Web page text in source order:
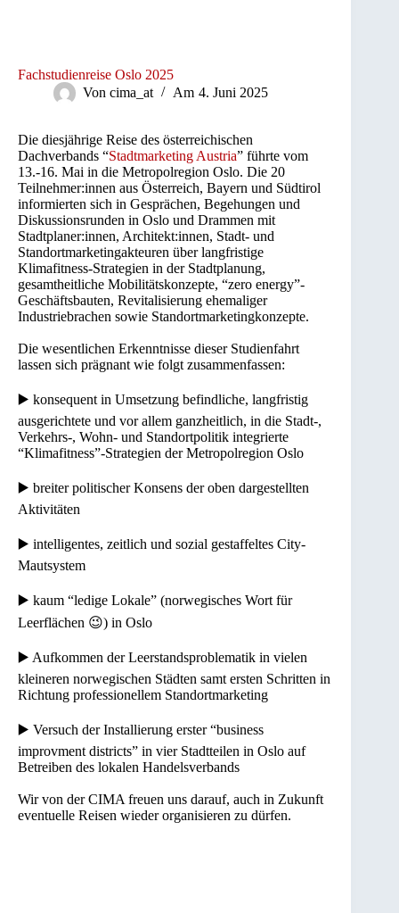
Fachstudienreise Oslo 2025
Von cima_at Am 4. Juni 2025
Die diesjährige Reise des österreichischen
Dachverbands “Stadtmarketing Austria” führte vom
13.-16. Mai in die Metropolregion Oslo. Die 20
Teilnehmer:innen aus Österreich, Bayern und Südtirol
informierten sich in Gesprächen, Begehungen und
Diskussionsrunden in Oslo und Drammen mit
Stadtplaner:innen, Architekt:innen, Stadt- und
Standortmarketingakteuren über langfristige
Klimafitness-Strategien in der Stadtplanung,
gesamtheitliche Mobilitätskonzepte, “zero energy”-
Geschäftsbauten, Revitalisierung ehemaliger
Industriebrachen sowie Standortmarketingkonzepte.
Die wesentlichen Erkenntnisse dieser Studienfahrt
lassen sich prägnant wie folgt zusammenfassen:
▶️ konsequent in Umsetzung befindliche, langfristig
ausgerichtete und vor allem ganzheitlich, in die Stadt-,
Verkehrs-, Wohn- und Standortpolitik integrierte
“Klimafitness”-Strategien der Metropolregion Oslo
▶️ breiter politischer Konsens der oben dargestellten
Aktivitäten
▶️ intelligentes, zeitlich und sozial gestaffeltes City-
Mautsystem
▶️ kaum “ledige Lokale” (norwegisches Wort für
Leerflächen 😉) in Oslo
▶️ Aufkommen der Leerstandsproblematik in vielen
kleineren norwegischen Städten samt ersten Schritten in
Richtung professionellem Standortmarketing
▶️ Versuch der Installierung erster “business
improvment districts” in vier Stadtteilen in Oslo auf
Betreiben des lokalen Handelsverbands
Wir von der CIMA freuen uns darauf, auch in Zukunft
eventuelle Reisen wieder organisieren zu dürfen.